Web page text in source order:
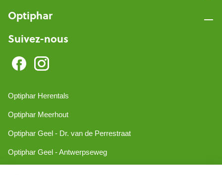
Optiphar
Suivez-nous
Optiphar Herentals
Optiphar Meerhout
Optiphar Geel - Dr. van de Perrestraat
Optiphar Geel - Antwerpseweg